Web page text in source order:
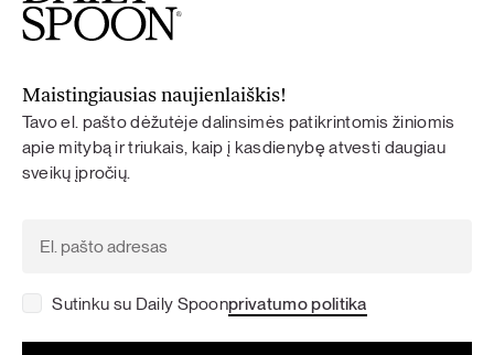
Maistingiausias naujienlaiškis!
Tavo el. pašto dėžutėje dalinsimės patikrintomis žiniomis
apie mitybą ir triukais, kaip į kasdienybę atvesti daugiau
sveikų įpročių.
Sutinku su Daily Spoonprivatumo politika